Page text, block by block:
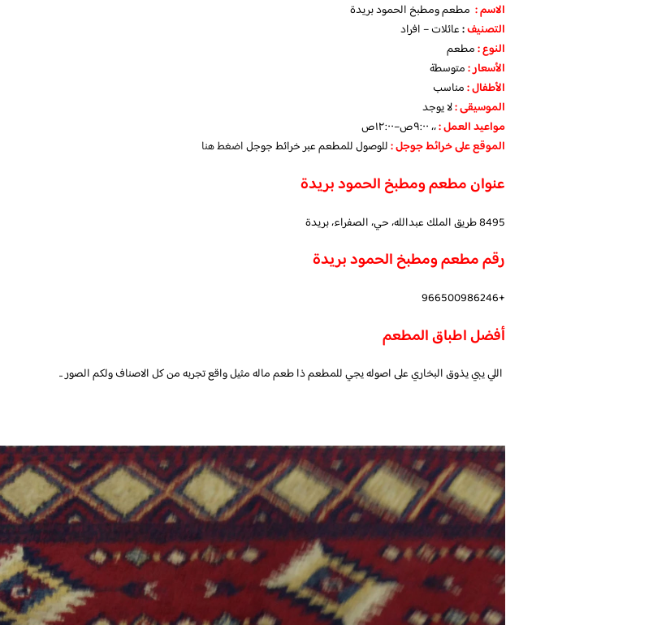
الاسم : مطعم ومطبخ الحمود بريدة
التصنيف:عائلات – افراد
النوع :مطعم
الأسعار:متوسطة
الأطفال:مناسب
الموسيقى :لا يوجد
مواعيد العمل :،، ٩:٠٠ص–١٢:٠٠ص
الموقع على خرائط جوجل:للوصول للمطعم عبر خرائط جوجلاضغط هنا
عنوان مطعم ومطبخ الحمود بريدة
8495 طريق الملك عبدالله، حي، الصفراء، بريدة
رقم مطعم ومطبخ الحمود بريدة
+966500986246
أفضل اطباق المطعم
اللي يبي يذوق البخاري على اصوله يجي للمطعم ذا طعم ماله مثيل واقع تجربه من كل الاصناف ولكم الصور ..